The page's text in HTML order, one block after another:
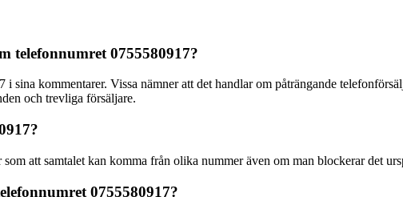
telefonnumret 0755580917?
sina kommentarer. Vissa nämner att det handlar om påträngande
och trevliga försäljare.
att samtalet kan komma från olika nummer även om man blockerar det
0755580917?